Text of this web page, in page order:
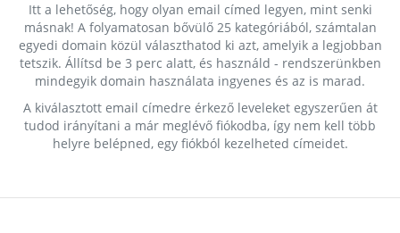
Itt a lehetőség, hogy olyan email címed legyen, mint senki
másnak! A folyamatosan bővülő 25 kategóriából, számtalan
egyedi domain közül választhatod ki azt, amelyik a legjobban
tetszik. Állítsd be 3 perc alatt, és használd - rendszerünkben
mindegyik domain használata ingyenes és az is marad.
A kiválasztott email címedre érkező leveleket egyszerűen át
tudod irányítani a már meglévő fiókodba, így nem kell több
helyre belépned, egy fiókból kezelheted címeidet.